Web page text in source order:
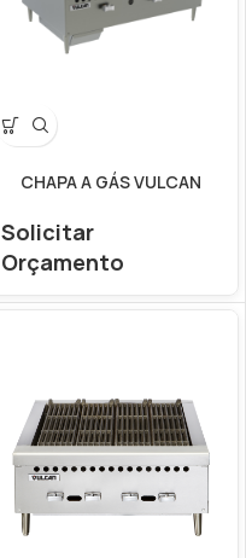
CHAPA A GÁS VULCAN
Solicitar
Orçamento